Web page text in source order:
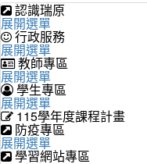
認識瑞原
展開選單
行政服務
展開選單
教師專區
展開選單
學生專區
展開選單
115學年度課程計畫
防疫專區
展開選單
學習網站專區